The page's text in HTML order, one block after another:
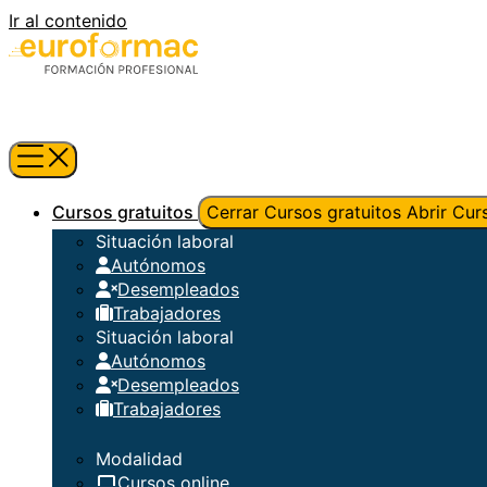
Ir al contenido
Cursos gratuitos Cerrar Cursos gratuitos Abrir
Situación laboral
Autónomos
Desempleados
Trabajadores
Situación laboral
Autónomos
Desempleados
Trabajadores
Modalidad
Cursos online